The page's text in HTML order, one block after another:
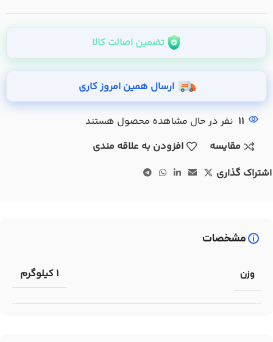
تضمین اصالت کالا
ارسال همین امروز کاری
11 نفر در حال مشاهده محصول هستند
مقایسه
افزودن به علاقه مندی
اشتراک گذاری
مشخصات
وزن 1 کیلوگرم